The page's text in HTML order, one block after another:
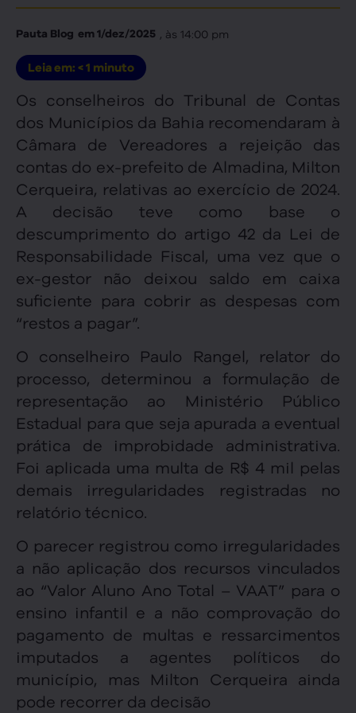
Pauta Blog em1/dez/2025 , às 14:00 pm
Leia em: < 1 minuto
Os conselheiros do Tribunal de Contas
dos Municípios da Bahia recomendaram à
Câmara de Vereadores a rejeição das
contas do ex-prefeito de Almadina, Milton
Cerqueira, relativas ao exercício de 2024.
A decisão teve como base o
descumprimento do artigo 42 da Lei de
Responsabilidade Fiscal, uma vez que o
ex-gestor não deixou saldo em caixa
suficiente para cobrir as despesas com
“restos a pagar”.
O conselheiro Paulo Rangel, relator do
processo, determinou a formulação de
representação ao Ministério Público
Estadual para que seja apurada a eventual
prática de improbidade administrativa.
Foi aplicada uma multa de R$ 4 mil pelas
demais irregularidades registradas no
relatório técnico.
O parecer registrou como irregularidades
a não aplicação dos recursos vinculados
ao “Valor Aluno Ano Total – VAAT” para o
ensino infantil e a não comprovação do
pagamento de multas e ressarcimentos
imputados a agentes políticos do
município, mas Milton Cerqueira ainda
pode recorrer da decisão